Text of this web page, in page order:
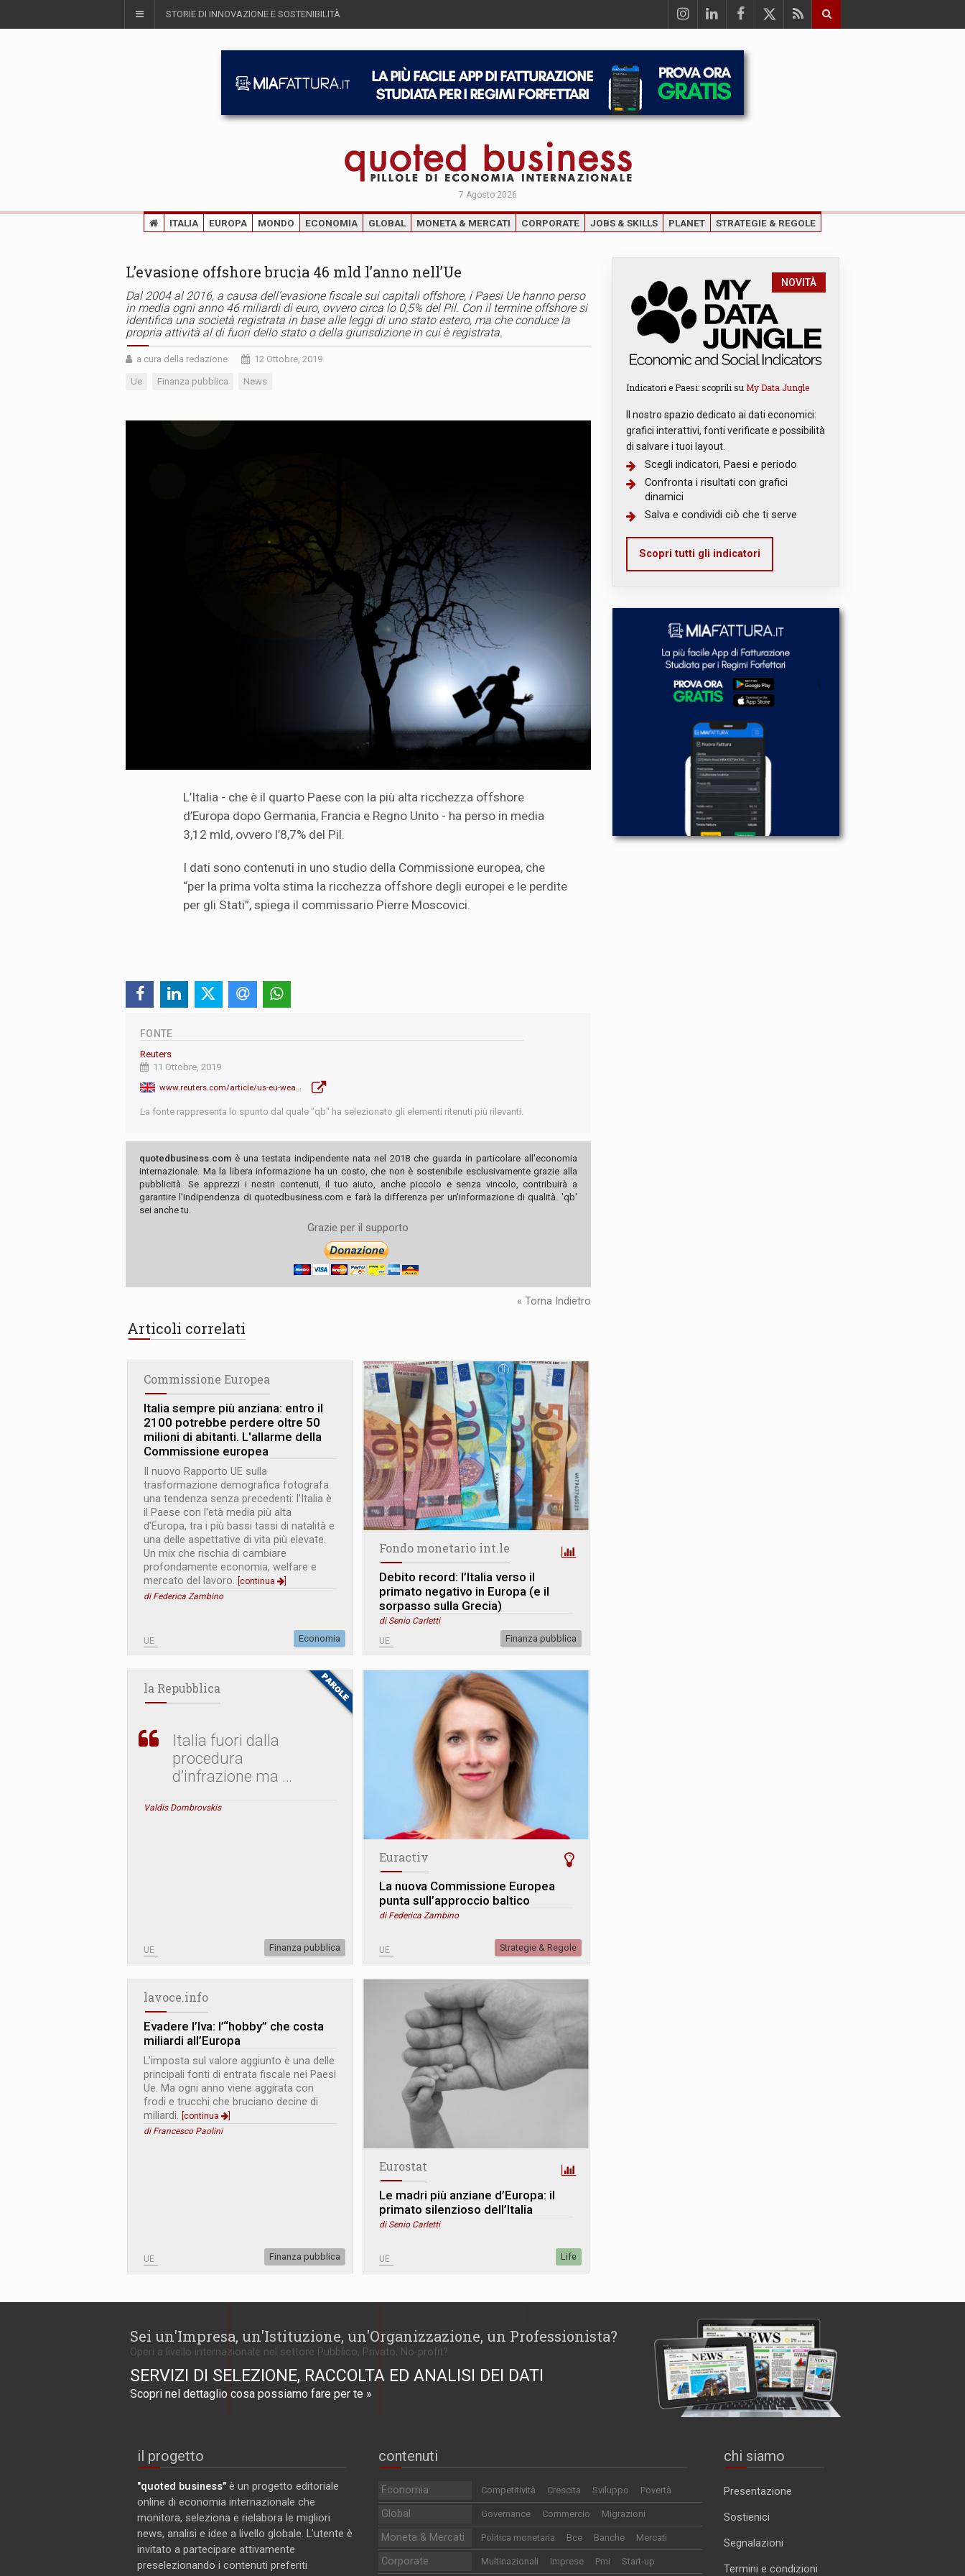
STORIE DI INNOVAZIONE E SOSTENIBILITÀ
7 Agosto 2026
ITALIA EUROPA MONDO ECONOMIA GLOBAL MONETA & MERCATI CORPORATE JOBS & SKILLS PLANET STRATEGIE & REGOLE
L’evasione offshore brucia 46 mld l’anno nell’Ue
Dal 2004 al 2016, a causa dell’evasione fiscale sui capitali offshore, i Paesi Ue hanno perso
in media ogni anno 46 miliardi di euro, ovvero circa lo 0,5% del Pil. Con il termine offshore si
identifica una società registrata in base alle leggi di uno stato estero, ma che conduce la
propria attività al di fuori dello stato o della giurisdizione in cui è registrata.
a cura della redazione 12 Ottobre, 2019
Ue Finanza pubblica News
L’Italia - che è il quarto Paese con la più alta ricchezza offshore
d’Europa dopo Germania, Francia e Regno Unito - ha perso in media
3,12 mld, ovvero l’8,7% del Pil.
I dati sono contenuti in uno studio della Commissione europea, che
“per la prima volta stima la ricchezza offshore degli europei e le perdite
per gli Stati”, spiega il commissario Pierre Moscovici.
FONTE
Reuters
11 Ottobre, 2019
www.reuters.com/article/us-eu-wealth-offshore/cyprus-malta-lead-eu-ranking-of-1-6-trillion-assets-held-offshore-idUSKBN1WQ23E
La fonte rappresenta lo spunto dal quale "qb" ha selezionato gli elementi ritenuti più rilevanti.
quotedbusiness.com è una testata indipendente nata nel 2018 che guarda in particolare all'economia
internazionale. Ma la libera informazione ha un costo, che non è sostenibile esclusivamente grazie alla
pubblicità. Se apprezzi i nostri contenuti, il tuo aiuto, anche piccolo e senza vincolo, contribuirà a
garantire l'indipendenza di quotedbusiness.com e farà la differenza per un'informazione di qualità. 'qb'
sei anche tu.
Grazie per il supporto
« Torna Indietro
Articoli correlati
Commissione Europea
Italia sempre più anziana: entro il
2100 potrebbe perdere oltre 50
milioni di abitanti. L'allarme della
Commissione europea
Il nuovo Rapporto UE sulla
trasformazione demografica fotografa
una tendenza senza precedenti: l'Italia è
il Paese con l'età media più alta
d'Europa, tra i più bassi tassi di natalità e
una delle aspettative di vita più elevate.
Un mix che rischia di cambiare
profondamente economia, welfare e
mercato del lavoro. [continua
di Federica Zambino
UE Economia
Fondo monetario int.le
Debito record: l’Italia verso il
primato negativo in Europa (e il
sorpasso sulla Grecia)
di Senio Carletti
UE Finanza pubblica
la Repubblica
Italia fuori dalla
procedura
d’infrazione ma …
Valdis Dombrovskis
UE Finanza pubblica
Euractiv
La nuova Commissione Europea
punta sull’approccio baltico
di Federica Zambino
UE Strategie & Regole
lavoce.info
Evadere l’Iva: l’“hobby” che costa
miliardi all’Europa
L’imposta sul valore aggiunto è una delle
principali fonti di entrata fiscale nei Paesi
Ue. Ma ogni anno viene aggirata con
frodi e trucchi che bruciano decine di
miliardi. [continua
di Francesco Paolini
UE Finanza pubblica
Eurostat
Le madri più anziane d’Europa: il
primato silenzioso dell’Italia
di Senio Carletti
UE Life
NOVITÀ
Indicatori e Paesi: scoprili su My Data Jungle
Il nostro spazio dedicato ai dati economici:
grafici interattivi, fonti verificate e possibilità
di salvare i tuoi layout.
Scegli indicatori, Paesi e periodo
Confronta i risultati con grafici
dinamici
Salva e condividi ciò che ti serve
Scopri tutti gli indicatori
Sei un'Impresa, un'Istituzione, un'Organizzazione, un Professionista?
Operi a livello internazionale nel settore Pubblico, Privato, No-profit?
SERVIZI DI SELEZIONE, RACCOLTA ED ANALISI DEI DATI
Scopri nel dettaglio cosa possiamo fare per te »
il progetto
"quoted business" è un progetto editoriale
online di economia internazionale che
monitora, seleziona e rielabora le migliori
news, analisi e idee a livello globale. L'utente è
invitato a partecipare attivamente
preselezionando i contenuti preferiti
contenuti
Economia Competitività Crescita Sviluppo Povertà
Global Governance Commercio Migrazioni
Moneta & Mercati Politica monetaria Bce Banche Mercati
Corporate Multinazionali Imprese Pmi Start-up
chi siamo
Presentazione
Sostienici
Segnalazioni
Termini e condizioni